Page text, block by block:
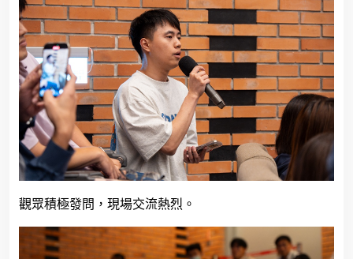
觀眾積極發問，現場交流熱烈。